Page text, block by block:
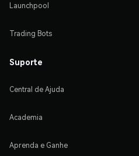
Launchpool
Trading Bots
Suporte
Central de Ajuda
Academia
Aprenda e Ganhe